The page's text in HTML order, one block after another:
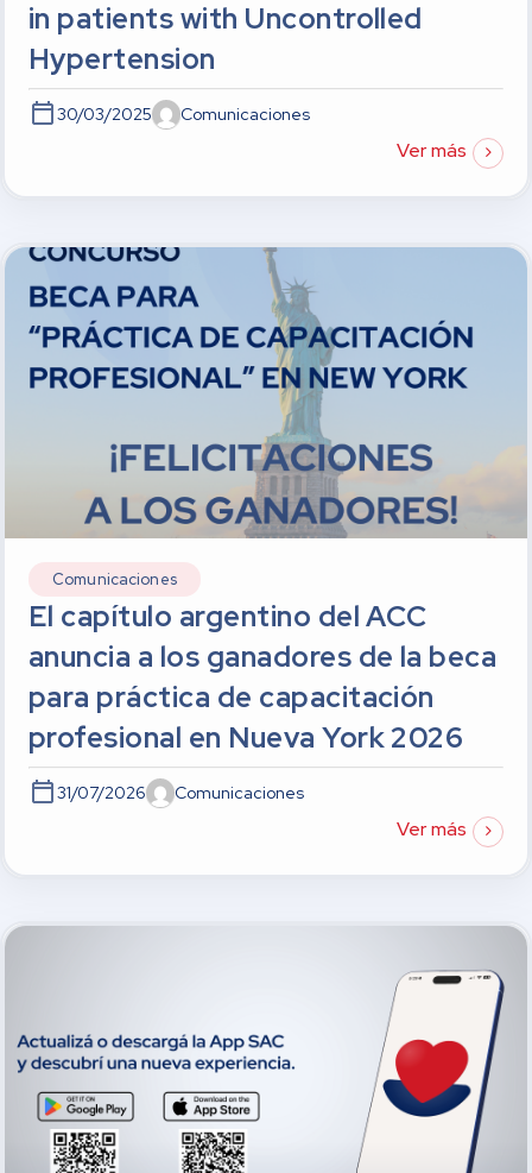
in patients with Uncontrolled
Hypertension
30/03/2025 Comunicaciones
Ver más
Comunicaciones
El capítulo argentino del ACC
anuncia a los ganadores de la beca
para práctica de capacitación
profesional en Nueva York 2026
31/07/2026 Comunicaciones
Ver más